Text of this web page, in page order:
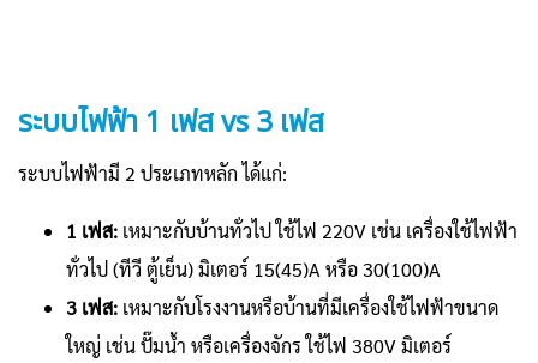
ระบบไฟฟ้า 1 เฟส vs 3 เฟส
ระบบไฟฟ้ามี 2 ประเภทหลัก ได้แก่:
1 เฟส: เหมาะกับบ้านทั่วไป ใช้ไฟ 220V เช่น เครื่องใช้ไฟฟ้า
ทั่วไป (ทีวี ตู้เย็น) มิเตอร์ 15(45)A หรือ 30(100)A
3 เฟส: เหมาะกับโรงงานหรือบ้านที่มีเครื่องใช้ไฟฟ้าขนาด
ใหญ่ เช่น ปั๊มน้ำ หรือเครื่องจักร ใช้ไฟ 380V มิเตอร์